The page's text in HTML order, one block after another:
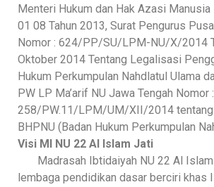
Menteri Hukum dan Hak Azasi Manusia
01 08 Tahun 2013, Surat Pengurus
Nomor : 624/PP/SU/LPM-NU/X/2014
Oktober 2014 Tentang Legalisasi
Hukum Perkumpulan Nahdlatul Ulama
PW LP Ma’arif NU Jawa Tengah Nomor :
258/PW.11/LPM/UM/XII/2014 tentang
BHPNU (Badan Hukum Perkumpulan
Visi MI NU 22 Al Islam Jati
Madrasah Ibtidaiyah NU 22 Al
lembaga pendidikan dasar berciri khas